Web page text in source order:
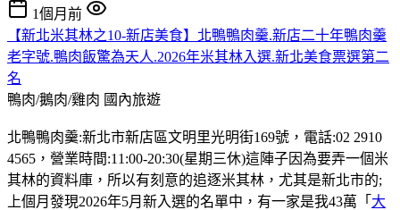
1個月前
【新北米其林之10-新店美食】北鴨鴨肉羹.新店二十年鴨肉羹
老字號.鴨肉飯驚為天人.2026年米其林入選.新北美食票選第二
名
鴨肉/鵝肉/雞肉 國內旅遊
北鴨鴨肉羹:新北市新店區文明里光明街169號，電話:02 2910
4565，營業時間:11:00-20:30(星期三休)這陣子因為要弄一個米
其林的資料庫，所以有刻意的追逐米其林，尤其是新北市的;
上個月發現2026年5月新入選的名單中，有一家是我43萬「 大